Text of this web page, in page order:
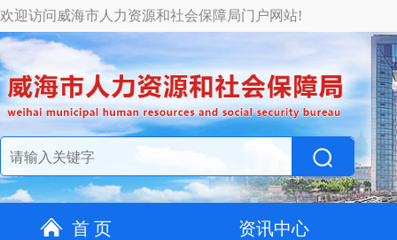
欢迎访问威海市人力资源和社会保障局门户网站!
首 页 资讯中心